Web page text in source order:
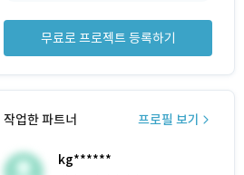
무료로 프로젝트 등록하기
작업한 파트너 프로필 보기
kg******